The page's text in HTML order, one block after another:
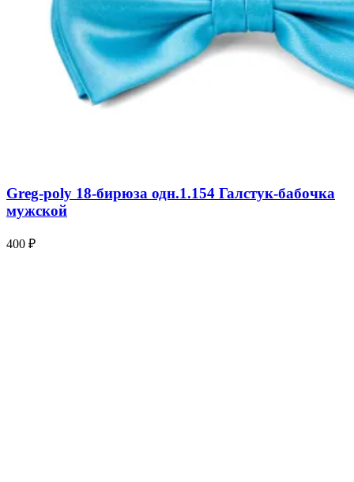
Greg-poly 18-бирюза одн.1.154 Галстук-бабочка
мужской
400 ₽